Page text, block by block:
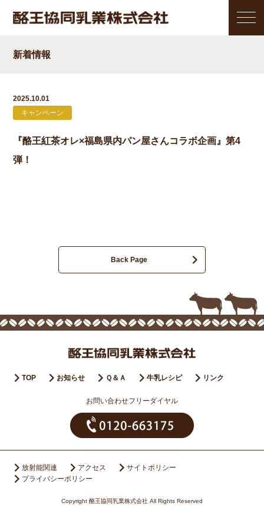
新着情報
2025.10.01
キャンペーン
『酪王紅茶オレ×福島県内パン屋さんコラボ企画』第4
弾！
Back Page
TOP お知らせ Ｑ＆Ａ 牛乳レシピ リンク
お問い合わせフリーダイヤル
放射能関連 アクセス
サイトポリシー
プライバシーポリシー
Copyright 酪王協同乳業株式会社 All Rights Reserved